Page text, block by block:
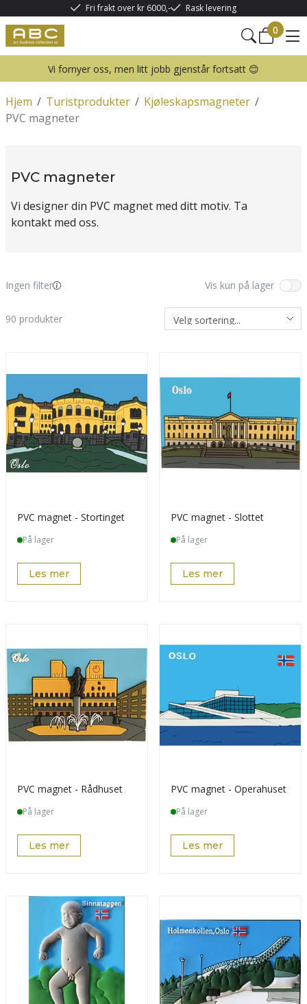
Fri frakt over kr 6000,- Rask levering
0
Vi fornyer oss, men litt jobb gjenstår fortsatt 😊
/
Hjem /
Turistprodukter /
Kjøleskapsmagneter
PVC magneter
PVC magneter
Vi designer din PVC magnet med ditt motiv. Ta
kontakt med oss.
Ingen filter Vis kun på lager
90 produkter
PVC magnet - Stortinget
På lager
Les mer
PVC magnet - Slottet
På lager
Les mer
PVC magnet - Rådhuset
På lager
Les mer
PVC magnet - Operahuset
På lager
Les mer